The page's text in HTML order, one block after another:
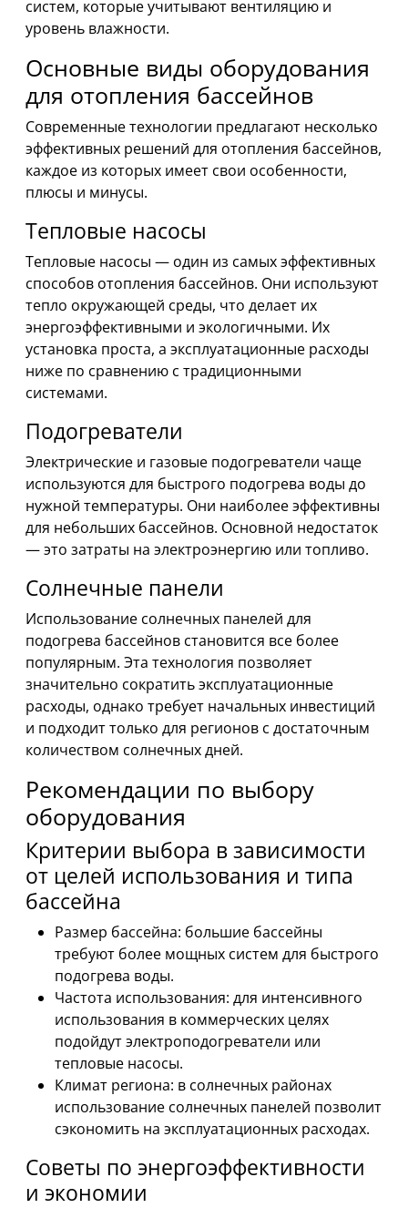
систем, которые учитывают вентиляцию и
уровень влажности.
Основные виды оборудования
для отопления бассейнов
Современные технологии предлагают несколько
эффективных решений для отопления бассейнов,
каждое из которых имеет свои особенности,
плюсы и минусы.
Тепловые насосы
Тепловые насосы — один из самых эффективных
способов отопления бассейнов. Они используют
тепло окружающей среды, что делает их
энергоэффективными и экологичными. Их
установка проста, а эксплуатационные расходы
ниже по сравнению с традиционными
системами.
Подогреватели
Электрические и газовые подогреватели чаще
используются для быстрого подогрева воды до
нужной температуры. Они наиболее эффективны
для небольших бассейнов. Основной недостаток
— это затраты на электроэнергию или топливо.
Солнечные панели
Использование солнечных панелей для
подогрева бассейнов становится все более
популярным. Эта технология позволяет
значительно сократить эксплуатационные
расходы, однако требует начальных инвестиций
и подходит только для регионов с достаточным
количеством солнечных дней.
Рекомендации по выбору
оборудования
Критерии выбора в зависимости
от целей использования и типа
бассейна
Размер бассейна: большие бассейны
требуют более мощных систем для быстрого
подогрева воды.
Частота использования: для интенсивного
использования в коммерческих целях
подойдут электроподогреватели или
тепловые насосы.
Климат региона: в солнечных районах
использование солнечных панелей позволит
сэкономить на эксплуатационных расходах.
Советы по энергоэффективности
и экономии